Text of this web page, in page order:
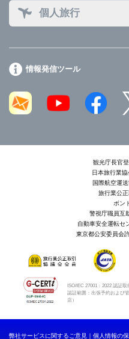
個人旅行
情報発信ツール
観光庁長官
日本旅行業
国際航空運
旅行業公
ボン
警視庁職員互
自動車安全運転セ
東京都公安委員会
ISO/IEC 27001：2022 認証取
認証範囲：出張予約および
店）
弊社サービスに関するご意見 個人情報の